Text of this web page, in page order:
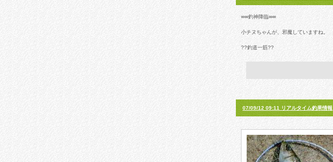
∞∞釣神降臨∞∞
小チヌちゃんが、邪魔していますね。
??釣道一筋??
07/09/12 09:11 リアルタイム釣果情報